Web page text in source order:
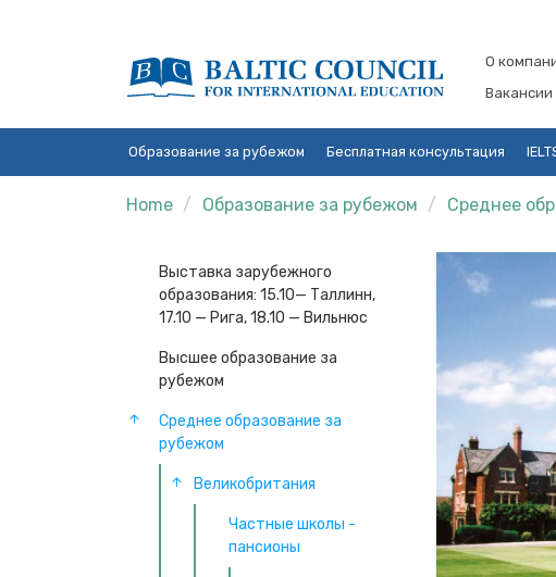
О
Вакансии
Образование за рубежом Бесплатная консультация
Home Образование за рубежом Среднее
Выставка зарубежного
образования: 15.10— Таллинн,
17.10 — Рига, 18.10 — Вильнюс
Высшее образование за
рубежом
Среднее образование за
рубежом
Великобритания
Частные школы -
пансионы